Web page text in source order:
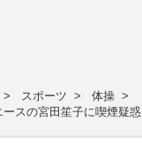
スポーツ
体操
スの宮田笙子に喫煙疑